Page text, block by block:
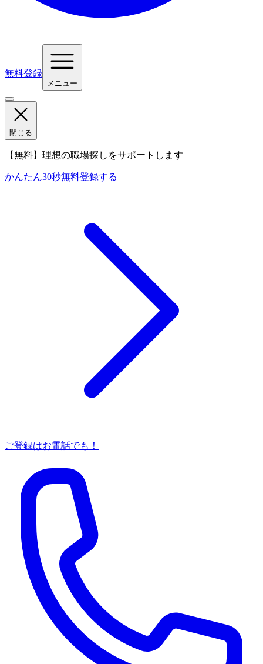
無料登録
メニュー
閉じる
【無料】理想の職場探しをサポートします
かんたん30秒無料登録する
ご登録はお電話でも！